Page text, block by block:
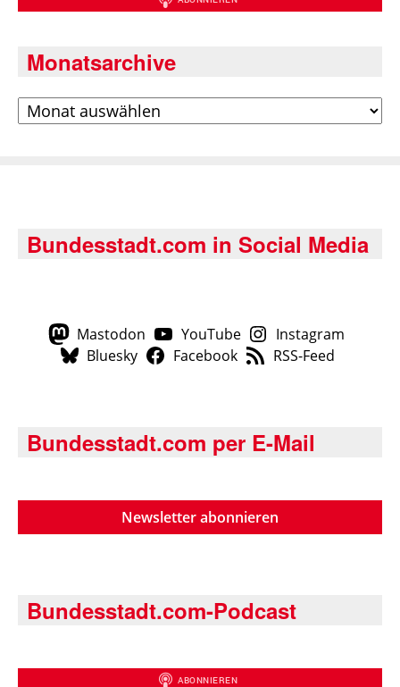
Monatsarchive
Archiv
Bundesstadt.com in Social Media
Mastodon YouTube
Instagram
Bluesky
Facebook RSS-Feed
Bundesstadt.com per E-Mail
Newsletter abonnieren
Bundesstadt.com-Podcast